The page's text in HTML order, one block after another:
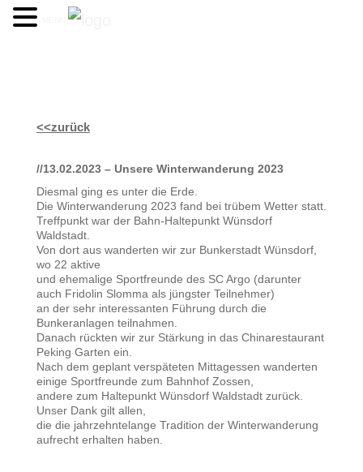
<<zurück
//13.02.2023 – Unsere Winterwanderung 2023
Diesmal ging es unter die Erde.
Die Winterwanderung 2023 fand bei trübem Wetter statt.
Treffpunkt war der Bahn-Haltepunkt Wünsdorf
Waldstadt.
Von dort aus wanderten wir zur Bunkerstadt Wünsdorf,
wo 22 aktive
und ehemalige Sportfreunde des SC Argo (darunter
auch Fridolin Slomma als jüngster Teilnehmer)
an der sehr interessanten Führung durch die
Bunkeranlagen teilnahmen.
Danach rückten wir zur Stärkung in das Chinarestaurant
Peking Garten ein.
Nach dem geplant verspäteten Mittagessen wanderten
einige Sportfreunde zum Bahnhof Zossen,
andere zum Haltepunkt Wünsdorf Waldstadt zurück.
Unser Dank gilt allen,
die die jahrzehntelange Tradition der Winterwanderung
aufrecht erhalten haben.